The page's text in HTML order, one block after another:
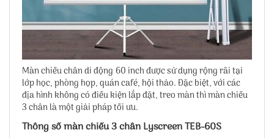
Màn chiếu chân di động 60 inchđược sử dụng rộng rãi tại
lớp học, phòng họp, quán café, hội thảo. Đặc biệt, với các
địa hình không có điều kiện lắp đặt, treo màn thì màn chiếu
3 chân là một giải pháp tối ưu.
Thông số màn chiếu 3 chân Lyscreen TEB-60S